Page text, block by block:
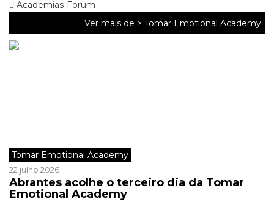
Academias-Forum
Ver mais de > Tomar Emotional Academy
Tomar Emotional Academy
22 julho 2026
Abrantes acolhe o terceiro dia da Tomar
Emotional Academy